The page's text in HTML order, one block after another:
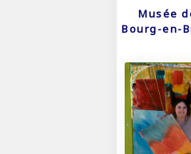
Musée
Bourg-en-